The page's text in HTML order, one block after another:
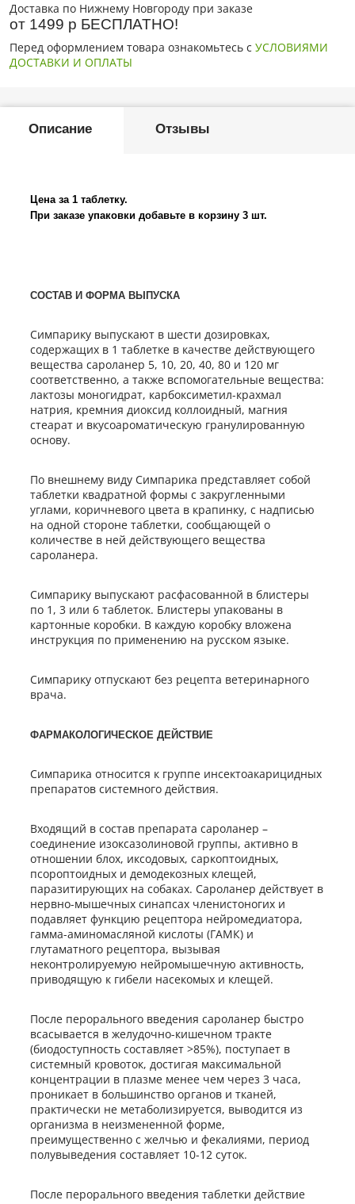
Доставка по Нижнему Новгороду при заказе
от 1499 р БЕСПЛАТНО!
Перед оформлением товара ознакомьтесь с УСЛОВИЯМИ
ДОСТАВКИ И ОПЛАТЫ
Описание Отзывы
Цена за 1 таблетку.
При заказе упаковки добавьте в корзину 3 шт.
СОСТАВ И ФОРМА ВЫПУСКА
Симпарику выпускают в шести дозировках,
содержащих в 1 таблетке в качестве действующего
вещества сароланер 5, 10, 20, 40, 80 и 120 мг
соответственно, а также вспомогательные вещества:
лактозы моногидрат, карбоксиметил-крахмал
натрия, кремния диоксид коллоидный, магния
стеарат и вкусоароматическую гранулированную
основу.
По внешнему виду Симпарика представляет собой
таблетки квадратной формы с закругленными
углами, коричневого цвета в крапинку, с надписью
на одной стороне таблетки, сообщающей о
количестве в ней действующего вещества
сароланера.
Симпарику выпускают расфасованной в блистеры
по 1, 3 или 6 таблеток. Блистеры упакованы в
картонные коробки. В каждую коробку вложена
инструкция по применению на русском языке.
Симпарику отпускают без рецепта ветеринарного
врача.
ФАРМАКОЛОГИЧЕСКОЕ ДЕЙСТВИЕ
Симпарика относится к группе инсектоакарицидных
препаратов системного действия.
Входящий в состав препарата сароланер –
соединение изоксазолиновой группы, активно в
отношении блох, иксодовых, саркоптоидных,
псороптоидных и демодекозных клещей,
паразитирующих на собаках. Сароланер действует в
нервно-мышечных синапсах членистоногих и
подавляет функцию рецептора нейромедиатора,
гамма-аминомасляной кислоты (ГАМК) и
глутаматного рецептора, вызывая
неконтролируемую нейромышечную активность,
приводящую к гибели насекомых и клещей.
После перорального введения сароланер быстро
всасывается в желудочно-кишечном тракте
(биодоступность составляет >85%), поступает в
системный кровоток, достигая максимальной
концентрации в плазме менее чем через 3 часа,
проникает в большинство органов и тканей,
практически не метаболизируется, выводится из
организма в неизмененной форме,
преимущественно с желчью и фекалиями, период
полувыведения составляет 10-12 суток.
После перорального введения таблетки действие